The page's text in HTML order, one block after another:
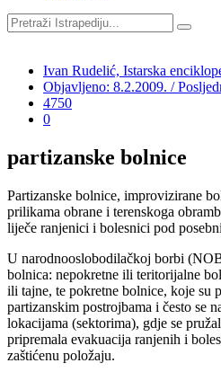
Ivan Rudelić, Istarska
Objavljeno: 8.2.2009. /
4750
0
partizanske bolnice
Partizanske bolnice, improvizirane
prilikama obrane i terenskoga
liječe ranjenici i bolesnici pod
U narodnooslobodilačkoj borbi
bolnica: nepokretne ili teritorijalne
ili tajne, te pokretne bolnice, koje su
partizanskim postrojbama i često se
lokacijama (sektorima), gdje se
pripremala evakuacija ranjenih i
zaštićenu položaju.